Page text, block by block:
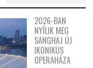
2026-BAN
NYÍLIK MEG
SANGHAJ ÚJ
IKONIKUS
OPERAHÁZA